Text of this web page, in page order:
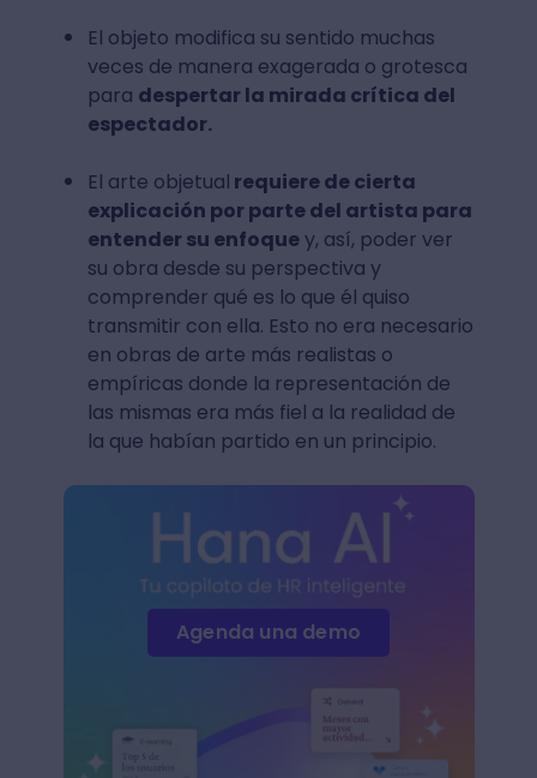
El objeto modifica su sentido muchas
veces de manera exagerada o grotesca
para despertar la mirada crítica del
espectador.
El arte objetual requiere de cierta
explicación por parte del artista para
entender su enfoquey, así, poder ver
su obra desde su perspectiva y
comprender qué es lo que él quiso
transmitir con ella. Esto no era necesario
en obras de arte más realistas o
empíricas donde la representación de
las mismas era más fiel a la realidad de
la que habían partido en un principio.
Agenda una demo